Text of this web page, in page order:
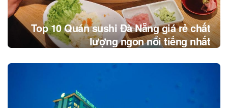
Top 10 Quán sushi Đà Nẵng giá rẻ chất
lượng ngon nổi tiếng nhất